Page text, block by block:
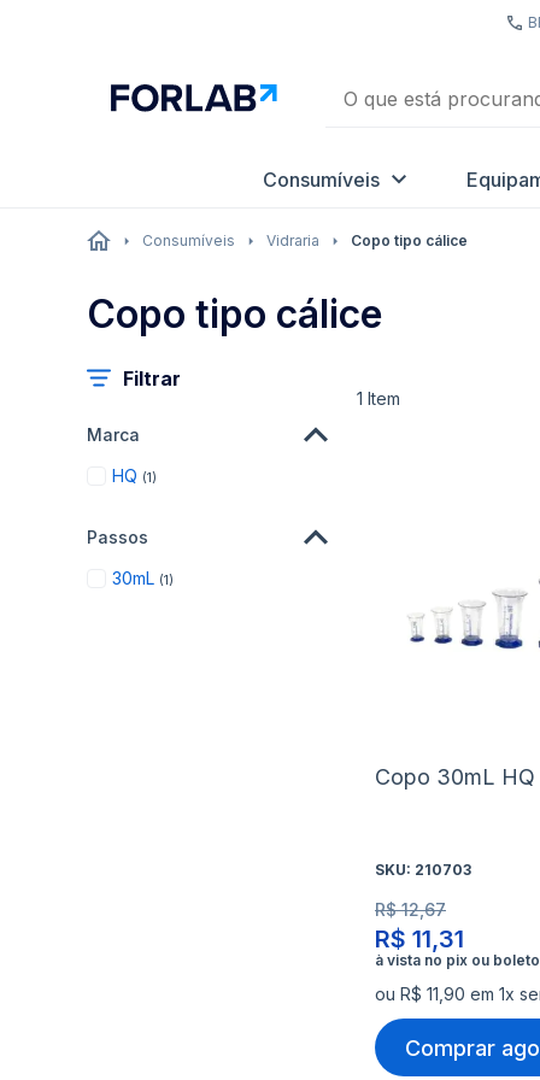
Consumíveis
Consumíveis Vidraria Copo tipo cálice
Copo tipo cálice
1 Item
Copo 30mL HQ
SKU: 210703
R$ 11,31
R$ 12,67
ou R$ 11,90 em 1x
Comprar
Filtrar
Marca
HQ 1item
Passos
30mL 1item